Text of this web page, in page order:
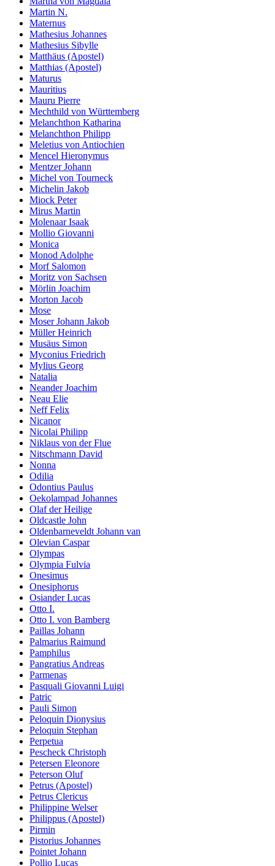
Martin N.
Maternus
Mathesius Johannes
Mathesius Sibylle
Matthäus (Apostel)
Matthias (Apostel)
Maturus
Mauritius
Mauru Pierre
Mechthild von Württemberg
Melanchthon Katharina
Melanchthon Philipp
Meletius von Antiochien
Mencel Hieronymus
Mentzer Johann
Michel von Tourneck
Michelin Jakob
Miock Peter
Mirus Martin
Molenaar Isaak
Mollio Giovanni
Monica
Monod Adolphe
Morf Salomon
Moritz von Sachsen
Mörlin Joachim
Morton Jacob
Mose
Moser Johann Jakob
Müller Heinrich
Musäus Simon
Myconius Friedrich
Mylius Georg
Natalia
Neander Joachim
Neau Elie
Neff Felix
Nicanor
Nicolai Philipp
Niklaus von der Flue
Nitschmann David
Nonna
Odilia
Odontius Paulus
Oekolampad Johannes
Olaf der Heilige
Oldcastle John
Oldenbarneveldt Johann van
Olevian Caspar
Olympas
Olympia Fulvia
Onesimus
Onesiphorus
Osiander Lucas
Otto I.
Otto I. von Bamberg
Paillas Johann
Palmarius Raimund
Pamphilus
Pangratius Andreas
Parmenas
Pasquali Giovanni Luigi
Patric
Pauli Simon
Peloquin Dionysius
Peloquin Stephan
Perpetua
Pescheck Christoph
Petersen Eleonore
Peterson Oluf
Petrus (Apostel)
Petrus Clericus
Philippine Welser
Philippus (Apostel)
Pirmin
Pistorius Johannes
Pointet Johann
Pollio Lucas